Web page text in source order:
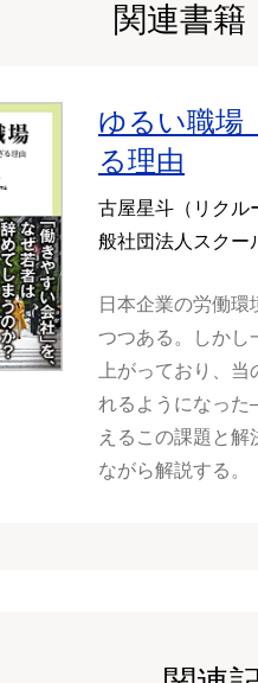
関連書籍
ゆるい職
る理由
古屋星斗（リクル
般社団法人スクー
日本企業の労働環
つつある。しかし
上がっており、
れるようになっ
えるこの課題と解
ながら解説する。